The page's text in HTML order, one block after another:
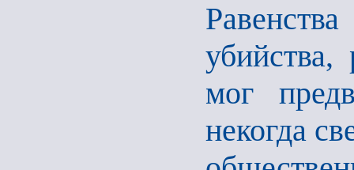
мог
некогда